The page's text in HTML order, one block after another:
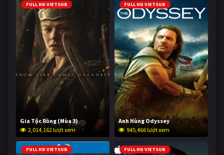
FULL HD VIETSUB
Gia Tộc Rồng (Mùa 3)
2,014,162 lượt xem
FULL HD VIETSUB
Anh Hùng Odyssey
945,466 lượt xem
FULL HD VIETSUB FULL HD VIETSUB